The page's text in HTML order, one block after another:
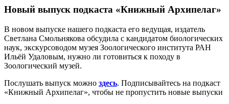
Новый выпуск подкаста «Книжный Архипелаг»
В новом выпуске нашего подкаста его ведущая, издатель
Светлана Смольнякова обсудила с кандидатом биологических
наук, экскурсоводом музея Зоологического института РАН
Ильёй Удаловым, нужно ли готовиться к походу в
Зоологический музей.
Послушать выпуск можно здесь. Подписывайтесь на подкаст
«Книжный Архипелаг», чтобы не пропустить новые выпуски